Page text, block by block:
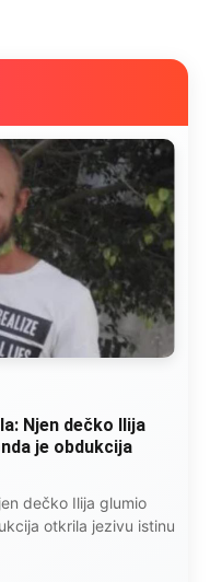
Njen dečko Ilija
je obdukcija
dečko Ilija glumio
otkrila jezivu istinu